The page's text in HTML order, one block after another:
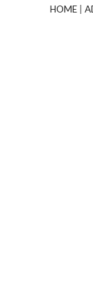
HOME|